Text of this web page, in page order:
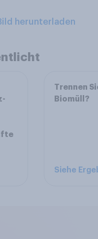
herunterladen
Trennen
Biomüll?
Siehe